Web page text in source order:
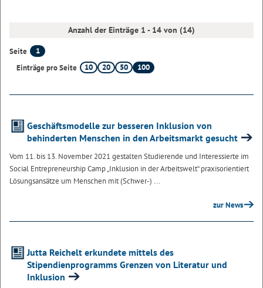
Anzahl der Einträge 1 - 14 von (14)
Seite
1
Einträge pro Seite
10 20 50 100
Geschäftsmodelle zur besseren Inklusion von
behinderten Menschen in den Arbeitsmarkt gesucht
Vom 11. bis 13. November 2021 gestalten Studierende und Interessierte im
Social Entrepreneurship Camp „Inklusion in der Arbeitswelt“ praxisorientiert
Lösungsansätze um Menschen mit (Schwer-) ...
zur News
Jutta Reichelt erkundete mittels des
Stipendienprogramms Grenzen von Literatur und
Inklusion